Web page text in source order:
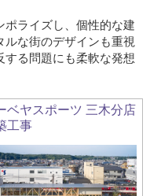
ライズし、個性的な建
な街のデザインも重視
する問題にも柔軟な発想
ベヤスポーツ 三木分店
工事